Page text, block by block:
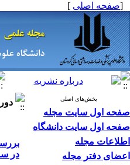
[صفحه اصلی ]
بخش‌های اصلی
صفحه اول سایت مجله
صفحه اول سایت دانشگاه
اطلاعات مجله
اعضای دفتر مجله
دوره ۲۴، شماره ۵ - ( مجله علمی دانشگاه
در سال